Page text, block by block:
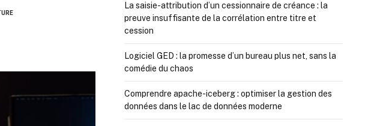
La saisie-attribution d’un cessionnaire de créance : la
preuve insuffisante de la corrélation entre titre et
cession
Logiciel GED : la promesse d’un bureau plus net, sans la
comédie du chaos
Comprendre apache-iceberg : optimiser la gestion des
données dans le lac de données moderne